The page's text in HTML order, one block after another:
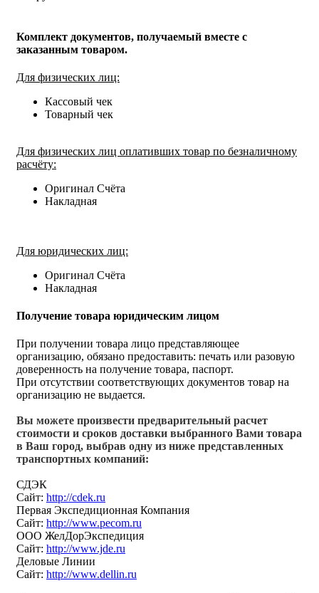
Комплект документов, получаемый вместе с
заказанным товаром.
Для физических лиц:
Кассовый чек
Товарный чек
Для физических лиц оплативших товар по безналичному
расчёту:
Оригинал Счёта
Накладная
Для юридических лиц:
Оригинал Счёта
Накладная
Получение товара юридическим лицом
При получении товара лицо представляющее
организацию, обязано предоставить: печать или разовую
доверенность на получение товара, паспорт.
При отсутствии соответствующих документов товар на
организацию не выдается.
Вы можете произвести предварительный расчет
стоимости и сроков доставки выбранного Вами товара
в Ваш город, выбрав одну из ниже представленных
транспортных компаний:
СДЭК
Сайт: http://cdek.ru
Первая Экспедиционная Компания
Сайт: http://www.pecom.ru
ООО ЖелДорЭкспедиция
Сайт: http://www.jde.ru
Деловые Линии
Сайт: http://www.dellin.ru